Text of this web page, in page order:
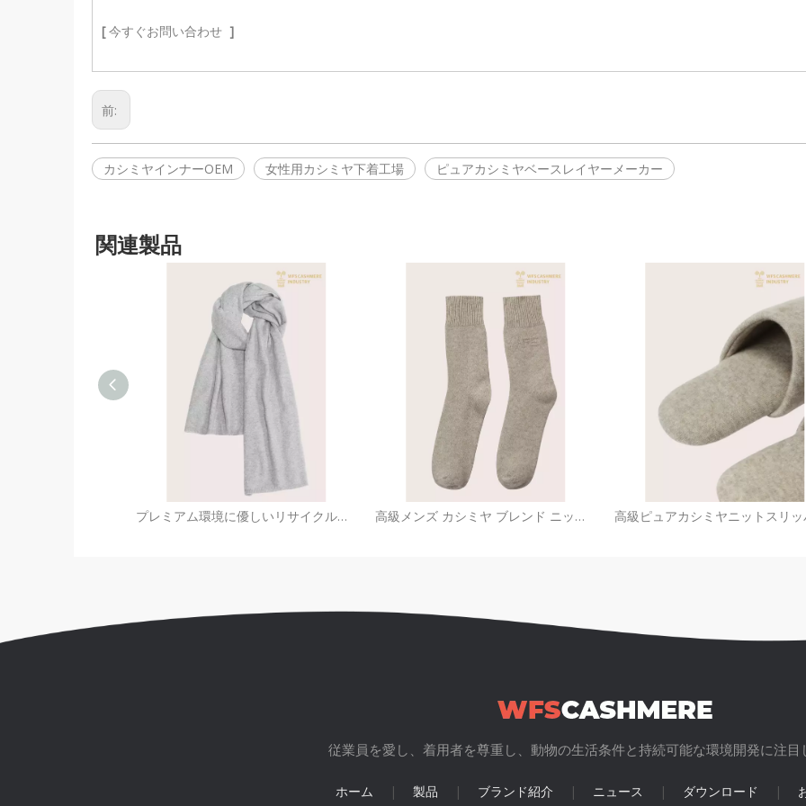
[今すぐお問い合わせ ]
前:
カシミヤインナーOEM 女性用カシミヤ下着工場 ピュアカシミヤベースレイヤーメーカー
関連製品
プレミアム環境に優しいリサイクルカシミヤスカーフ (60/40) |持続可能なOEM工場 高級メンズ カシミヤ ブレンド ニット ソックス |カスタムアクセサリーOEM
従業員を愛し、着用者を尊重し、動物の生活条件と持続可能な環境開発に注目
ホーム | 製品 | ブランド紹介 | ニュース | ダウンロード |